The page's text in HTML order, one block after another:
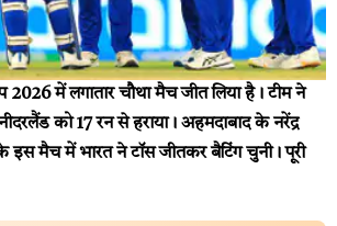
2026 में लगातार चौथा मैच जीत लिया है। टीम ने
को 17 रन से हराया। अहमदाबाद के नरेंद्र
के इस मैच में भारत ने टॉस जीतकर बैटिंग चुनी।पूरी